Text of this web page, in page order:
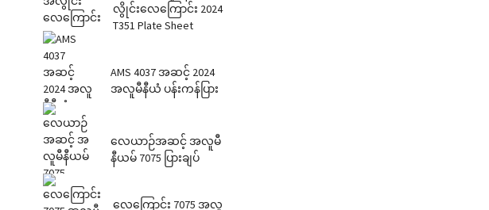
လွိုင်းလေကြောင်း 2024
T351 Plate Sheet
AMS 4037 အဆင့် 2024
အလူမီနီယံ ပန်းကန်ပြား
လေယာဉ်အဆင့် အလူမီ
နီယမ် 7075 ပြားချပ်
လေကြောင်း 7075 အလူ